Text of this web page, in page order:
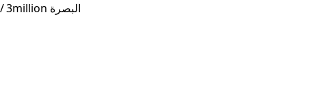
/ 3million البصرة